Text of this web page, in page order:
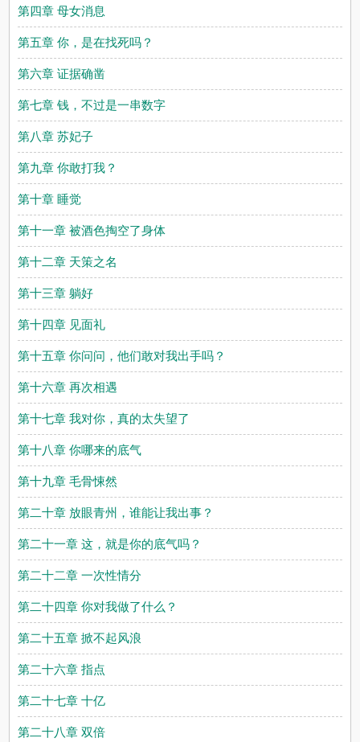
第四章 母女消息
第五章 你，是在找死吗？
第六章 证据确凿
第七章 钱，不过是一串数字
第八章 苏妃子
第九章 你敢打我？
第十章 睡觉
第十一章 被酒色掏空了身体
第十二章 天策之名
第十三章 躺好
第十四章 见面礼
第十五章 你问问，他们敢对我出手吗？
第十六章 再次相遇
第十七章 我对你，真的太失望了
第十八章 你哪来的底气
第十九章 毛骨悚然
第二十章 放眼青州，谁能让我出事？
第二十一章 这，就是你的底气吗？
第二十二章 一次性情分
第二十四章 你对我做了什么？
第二十五章 掀不起风浪
第二十六章 指点
第二十七章 十亿
第二十八章 双倍